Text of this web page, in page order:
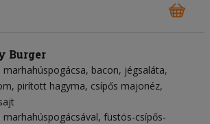
Burger
marhahúspogácsa bacon jégsaláta
pirított hagyma csípős majonéz
marhahúspogácsával, füstös-csípős-